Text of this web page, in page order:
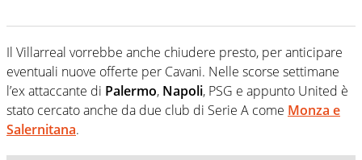
Il Villarreal vorrebbe anche chiudere presto, per anticipare
eventuali nuove offerte per Cavani. Nelle scorse settimane
l’ex attaccante di Palermo, Napoli, PSG e appunto United è
stato cercato anche da due club di Serie A come Monza e
Salernitana.